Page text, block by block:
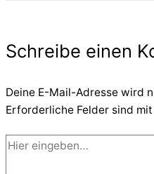
Schreibe einen
Deine E-Mail-Adresse wird
Erforderliche Felder sind mit
Hier